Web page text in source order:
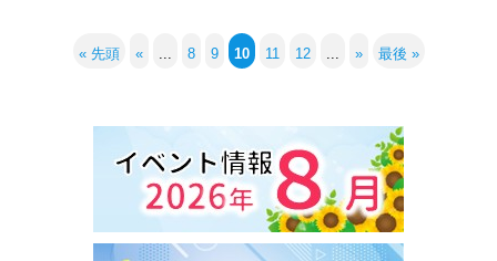
« 先頭 « 8 9 10 11 12 » 最後 »